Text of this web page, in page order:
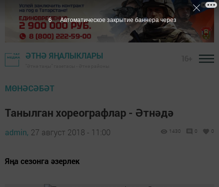
ӘТНӘ ЯҢАЛЫКЛАРЫ
МӨНӘСӘБӘТ
Танылган хореографлар - Әтнәдә
admin, 27 август 2018 - 11:00 1430 0 0
Яңа сезонга әзерлек
4 Автоматическое закрытие баннера через